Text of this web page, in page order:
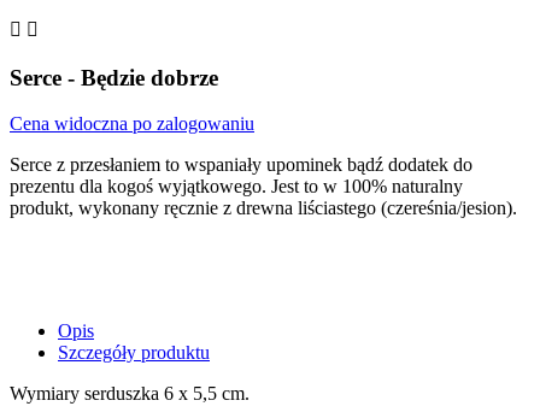
 
Serce - Będzie dobrze
Cena widoczna po zalogowaniu
Serce z przesłaniem to wspaniały upominek bądź dodatek do
prezentu dla kogoś wyjątkowego. Jest to w 100% naturalny
produkt, wykonany ręcznie z drewna liściastego (czereśnia/jesion).
Opis
Szczegóły produktu
Wymiary serduszka 6 x 5,5 cm.